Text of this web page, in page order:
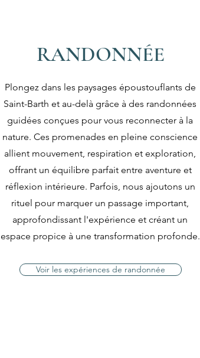
RANDONNÉE
Plongez dans les paysages époustouflants de
Saint-Barth et au-delà grâce à des randonnées
guidées conçues pour vous reconnecter à la
nature. Ces promenades en pleine conscience
allient mouvement, respiration et exploration,
offrant un équilibre parfait entre aventure et
réflexion intérieure. Parfois, nous ajoutons un
rituel pour marquer un passage important,
approfondissant l'expérience et créant un
espace propice à une transformation profonde.
Voir les expériences de randonnée